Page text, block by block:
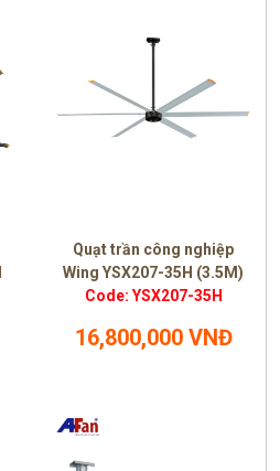
Quạt trần công nghiệp
Wing YSX207-35H (3.5M)
Code: YSX207-35H
16,800,000 VNĐ